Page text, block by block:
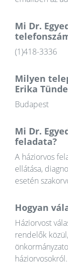
Mi Dr.
(1)418-3336
Milyen
Erika
Budapest
Mi Dr.
feladata?
A háziorvos
ellátása,
esetén
Hogyan
Háziorvost
rendelők
háziorvosokról.